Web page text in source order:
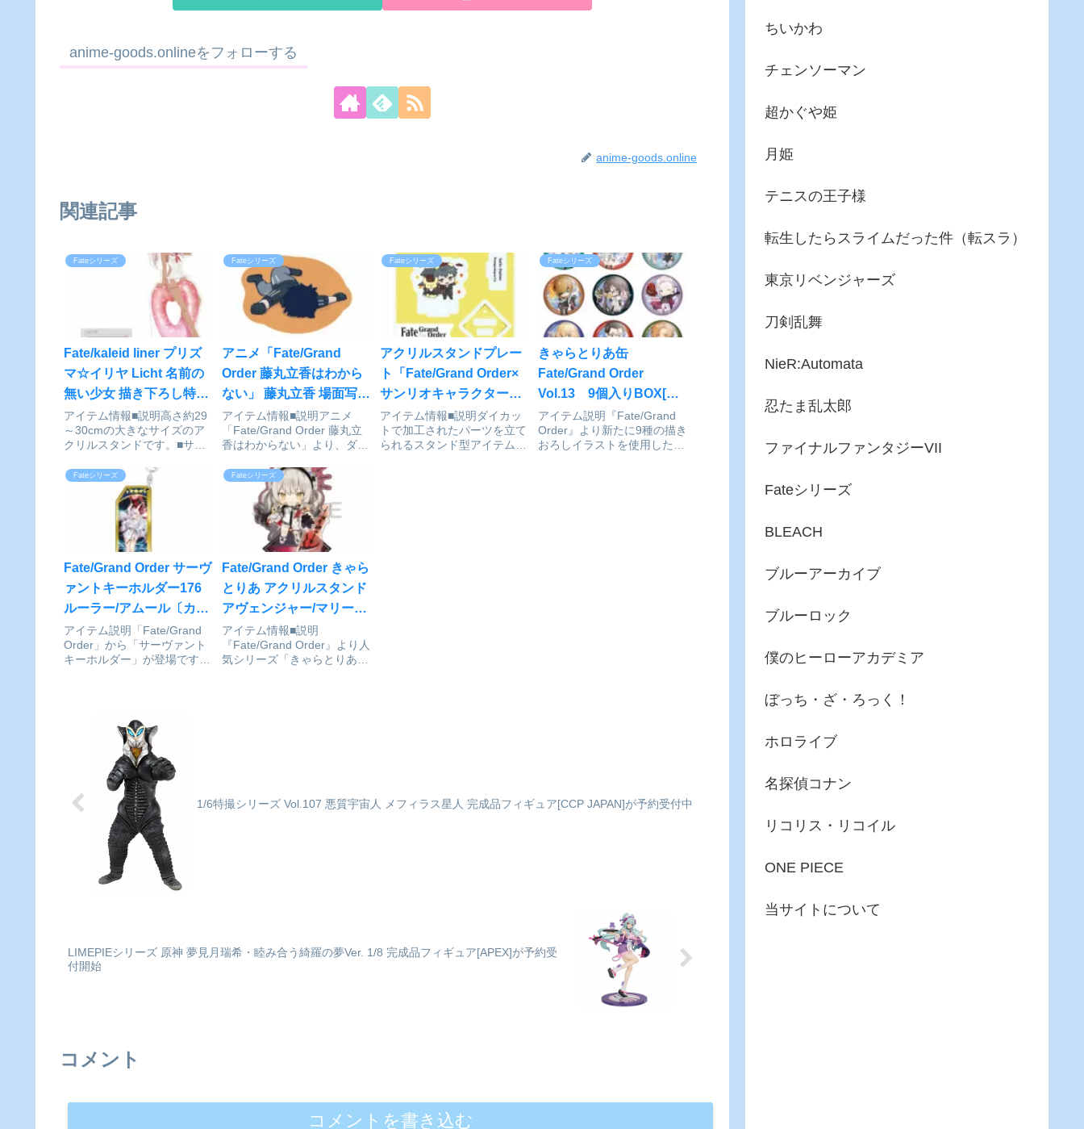
anime-goods.onlineをフォローする
anime-goods.online
関連記事
Fateシリーズ
Fate/kaleid liner プリズ
マ☆イリヤ Licht 名前の
無い少女 描き下ろし特大
アクリルスタンド(クロエ/
セーラー水着)[カーテン
魂]が予約受付中
アイテム情報■説明高さ約29
～30cmの大きなサイズのア
クリルスタンドです。■サイ
み：5mm劇場版 Fate/kaleid
liner プリズマ☆イリヤ Licht
名前の無い少女_描き下ろし
特大アクリルスタンド...
Fateシリーズ
アニメ「Fate/Grand
Order 藤丸立香はわから
ない」 藤丸立香 場面写ダ
イカットマウスパッド[ア
ルマビアンカ]が予約受付
中
アイテム情報■説明アニメ
「Fate/Grand Order 藤丸立
香はわからない」より、ダイ
す。藤丸立香の印象的なシー
ンを、ダイカットのマウスパ
ッドに仕上げました。裏面は
ゴム加工された生地を使用し
ており、滑り止めが...
Fateシリーズ
アクリルスタンドプレー
ト「Fate/Grand Order×
サンリオキャラクター
ズ」22/斎藤一×ポムポム
プリン(コラボイラスト)
[A3]が予約受付開始
アイテム情報■説明ダイカッ
トで加工されたパーツを立て
られるスタンド型アイテムで
Fateシリーズ
きゃらとりあ缶
Fate/Grand Order
Vol.13 9個入りBOX[ア
ルジャーノンプロダクト]
が予約受付開始
アイテム説明『Fate/Grand
Order』より新たに9種の描き
おろしイラストを使用した
Fateシリーズ
Fate/Grand Order サーヴ
ァントキーホルダー176
ルーラー/アムール〔カレ
ン〕が予約受付開始
アイテム説明「Fate/Grand
Order」から「サーヴァント
キーホルダー」が登場です！
©TYPE-MOON / FGO
PROJECTcol...
Fateシリーズ
Fate/Grand Order きゃら
とりあ アクリルスタンド
アヴェンジャー/マリー・
アントワネット〔オル
タ〕[アルジャーノンプロ
ダクト]が予約受付開始
アイテム情報■説明
『Fate/Grand Order』より人
気シリーズ「きゃらとりあ」
1/6特撮シリーズ Vol.107 悪質宇宙人 メフィラス星人 完成品フィギュア[CCP JAPAN]が予約受付中
LIMEPIEシリーズ 原神 夢見月瑞希・睦み合う綺羅の夢Ver. 1/8 完成品フィギュア[APEX]が予約受
付開始
コメント
コメントを書き込む
ちいかわ
チェンソーマン
超かぐや姫
月姫
テニスの王子様
転生したらスライムだった件（転スラ）
東京リベンジャーズ
刀剣乱舞
NieR:Automata
忍たま乱太郎
ファイナルファンタジーVII
Fateシリーズ
BLEACH
ブルーアーカイブ
ブルーロック
僕のヒーローアカデミア
ぼっち・ざ・ろっく！
ホロライブ
名探偵コナン
リコリス・リコイル
ONE PIECE
当サイトについて